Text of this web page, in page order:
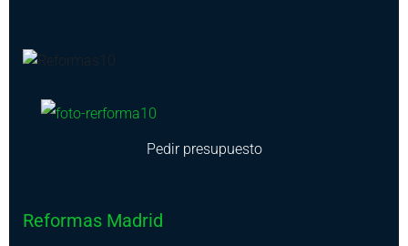
Pedir presupuesto
Reformas Madrid